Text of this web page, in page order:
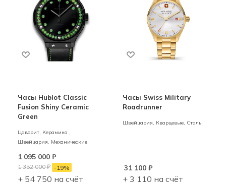
Часы Hublot Classic
Fusion Shiny Ceramic
Green
Цаворит, Керамика ,
Швейцария, Механические
1 095 000 ₽
1 352 000₽ -19%
+ 54 750 на счёт
Часы Swiss Military
Roadrunner
Швейцария, Кварцевые, Сталь
31 100₽
+ 3 110 на счёт